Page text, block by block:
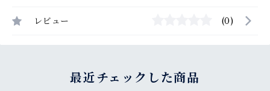
レビュー (0)
最近チェックした商品